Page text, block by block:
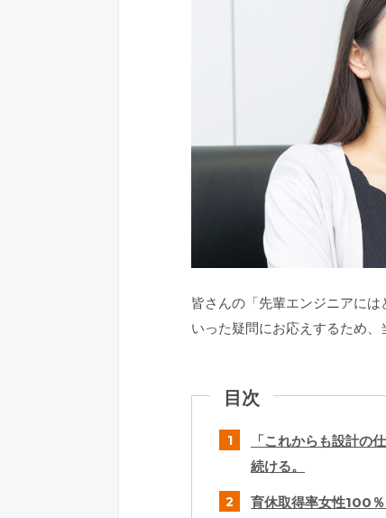
皆さんの「先輩エンジニアに
いった疑問にお応えするため、
目次
「これからも設計の
続ける。
育休取得率女性100